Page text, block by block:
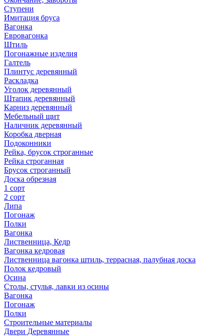
Ступени
Имитация бруса
Вагонка
Евровагонка
Штиль
Погонажные изделия
Галтель
Плинтус деревянный
Раскладка
Уголок деревянный
Штапик деревянный
Карниз деревянный
Мебельный щит
Наличник деревянный
Коробка дверная
Подоконники
Рейка, брусок строганные
Рейка строганная
Брусок строганный
Доска обрезная
1 сорт
2 сорт
Липа
Погонаж
Полки
Вагонка
Лиственница, Кедр
Вагонка кедровая
Лиственница вагонка штиль, террасная, палубная доска
Полок кедровый
Осина
Столы, стулья, лавки из осины
Вагонка
Погонаж
Полки
Строительные материалы
Двери Деревянные